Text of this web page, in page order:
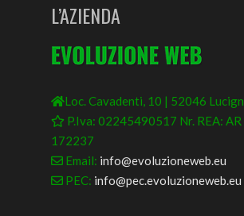
L’AZIENDA
Loc. Cavadenti, 10 | 52046
P.Iva: 02245490517 Nr. REA: AR
172237
Email: info@evoluzioneweb.eu
PEC: info@pec.evoluzioneweb.eu